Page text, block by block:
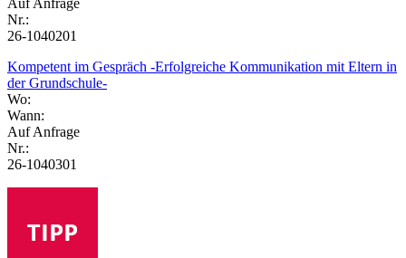
Nr.:
26-1040201
Kompetent im Gespräch -Erfolgreiche Kommunikation mit Eltern in
der Grundschule-
Wo:
Wann:
Auf Anfrage
Nr.:
26-1040301